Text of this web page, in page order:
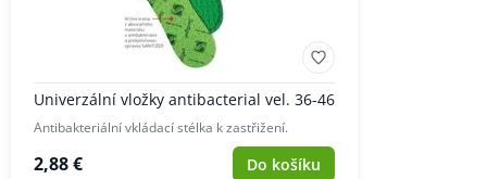
Univerzální vložky antibacterial vel. 36-46
Antibakteriální vkládací stélka k zastřižení.
2,88 € Do košíku